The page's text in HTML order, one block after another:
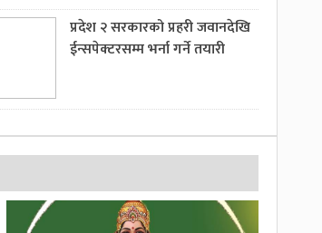
प्रदेश २ सरकारको प्रहरी जवानदेखि
ईन्सपेक्टरसम्म भर्ना गर्ने तयारी